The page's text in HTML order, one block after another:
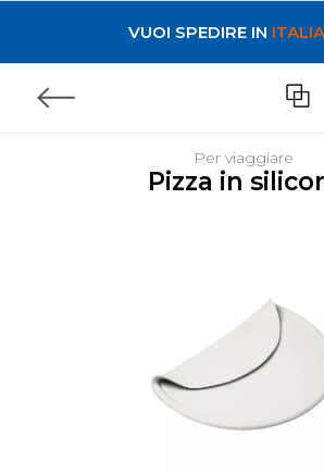
VUOI SPEDIRE IN ITALIA
Per viaggiare
Pizza in